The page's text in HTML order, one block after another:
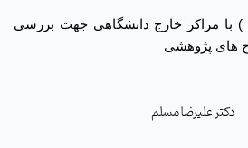
) با مراکز خارج دانشگاهی جهت بررسی
های پژوهشی
دکتر علیرضا مسلم